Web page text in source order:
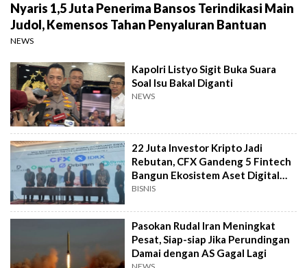
Nyaris 1,5 Juta Penerima Bansos Terindikasi Main
Judol, Kemensos Tahan Penyaluran Bantuan
NEWS
Kapolri Listyo Sigit Buka Suara
Soal Isu Bakal Diganti
NEWS
22 Juta Investor Kripto Jadi
Rebutan, CFX Gandeng 5 Fintech
Bangun Ekosistem Aset Digital
Syariah
BISNIS
Pasokan Rudal Iran Meningkat
Pesat, Siap-siap Jika Perundingan
Damai dengan AS Gagal Lagi